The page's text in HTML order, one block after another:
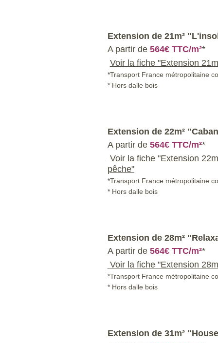
Extension de 21m²
A partir de 564€ TTC/m²*
Voir la fiche "Extension
*Transport France métropolitaine
* Hors dalle bois
Extension de 22m²
A partir de 564€ TTC/m²*
Voir la fiche "Extension
pêche"
*Transport France métropolitaine
* Hors dalle bois
Extension de 28m²
A partir de 564€ TTC/m²*
Voir la fiche "Extension
*Transport France métropolitaine
* Hors dalle bois
Extension de 31m²